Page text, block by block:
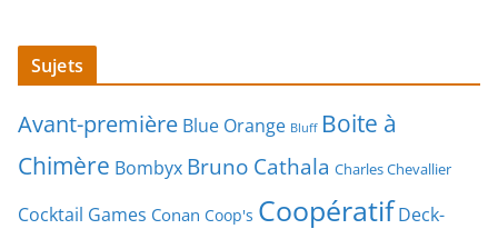
Sujets
Avant-première Blue Orange Bluff Boite à
Chimère Bombyx Bruno Cathala Charles Chevallier
Cocktail Games Conan Coop's Coopératif Deck-